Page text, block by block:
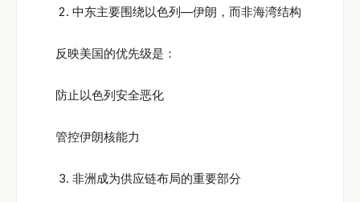
中东主要围绕以色列—伊朗，而非海湾结构
反映美国的优先级是：
防止以色列安全恶化
管控伊朗核能力
非洲成为供应链布局的重要部分